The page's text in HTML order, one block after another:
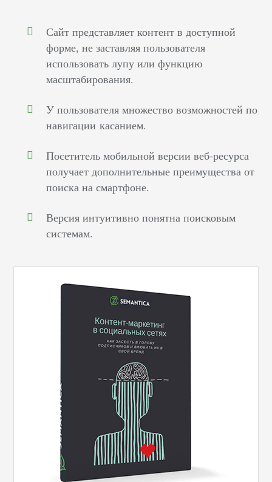
Сайт представляет контент в доступной
форме, не заставляя пользователя
использовать лупу или функцию
масштабирования.
У пользователя множество возможностей по
навигации касанием.
Посетитель мобильной версии веб-ресурса
получает дополнительные преимущества от
поиска на смартфоне.
Версия интуитивно понятна поисковым
системам.